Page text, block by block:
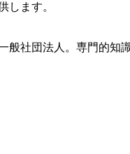
します。
般社団法人。専門的